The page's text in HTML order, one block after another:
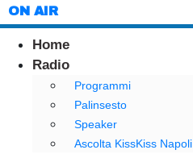
ON AIR
Home
Radio
Programmi
Palinsesto
Speaker
Ascolta KissKiss Napoli